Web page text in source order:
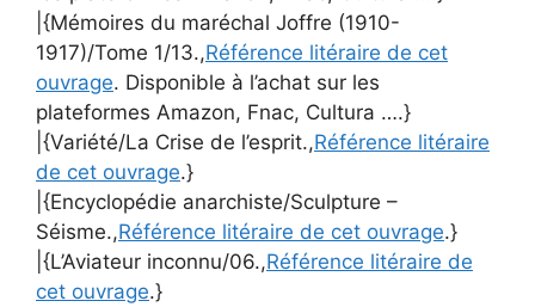
|{Mémoires du maréchal Joffre (1910-
1917)/Tome 1/13.,Référence litéraire de cet
ouvrage. Disponible à l’achat sur les
plateformes Amazon, Fnac, Cultura ….}
|{Variété/La Crise de l’esprit.,Référence litéraire
de cet ouvrage.}
|{Encyclopédie anarchiste/Sculpture –
Séisme.,Référence litéraire de cet ouvrage.}
|{L’Aviateur inconnu/06.,Référence litéraire de
cet ouvrage.}